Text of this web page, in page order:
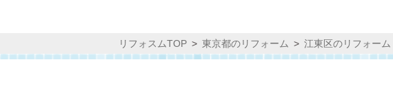
リフォスムTOP 東京都のリフォーム 江東区のリフォーム